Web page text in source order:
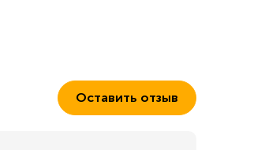
Оставить отзыв